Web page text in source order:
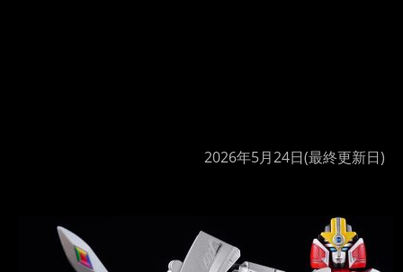
2026年5月24日(最終更新日)